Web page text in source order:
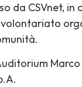
da CSVnet,